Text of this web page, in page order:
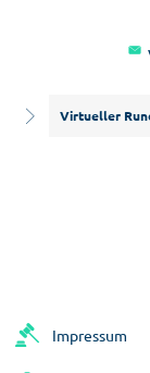
Virtueller
Impressum